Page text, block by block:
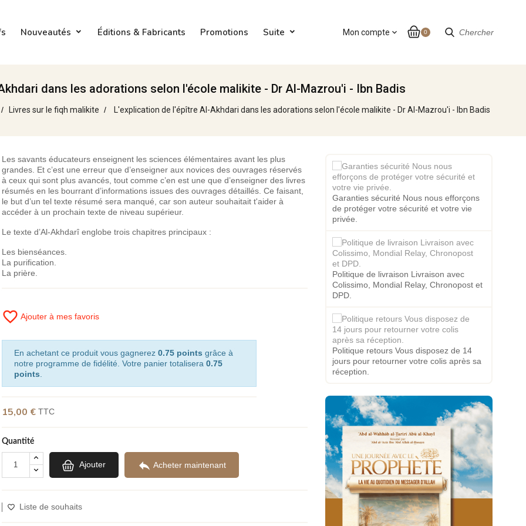
Chercher
Nouveautés Éditions & Fabricants Promotions Suite 0
Mon compte expand_more
dans les adorations selon l'école malikite - Dr Al-Mazrou'i - Ibn Badis
Livres sur le fiqh malikite L'explication de l'épître Al-Akhdari dans les adorations selon l'école malikite - Dr Al-Mazrou'i - Ibn Badis
Les savants éducateurs enseignent les sciences élémentaires avant les plus
grandes. Et c’est une erreur que d’enseigner aux novices des ouvrages réservés
à ceux qui sont plus avancés, tout comme c’en est une que d’enseigner des livres
résumés en les bourrant d’informations issues des ouvrages détaillés. Ce faisant,
le but d’un tel texte résumé sera manqué, car son auteur souhaitait t'aider à
accéder à un prochain texte de niveau supérieur.
Le texte d’Al-Akhdarî englobe trois chapitres principaux :
Les bienséances.
La purification.
La prière.
favorite_border Ajouter à mes favoris
En achetant ce produit vous gagnerez 0.75 points grâce à
notre programme de fidélité. Votre panier totalisera 0.75
points
15,00 €TTC
Quantité
Ajouter  Acheter maintenant
Liste de souhaits
Garanties sécurité Nous nous efforçons
de protéger votre sécurité et votre vie
privée.
Politique de livraison Livraison avec
Colissimo, Mondial Relay, Chronopost et
DPD.
Politique retours Vous disposez de 14
jours pour retourner votre colis après sa
réception.